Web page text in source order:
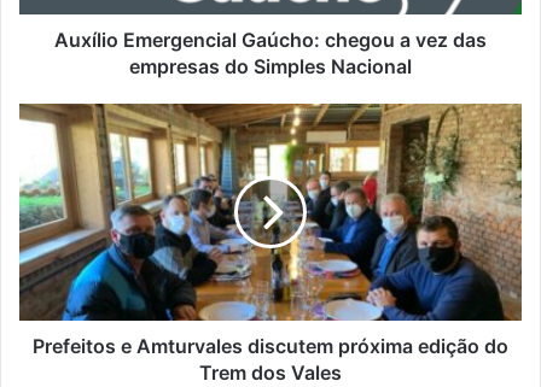
do
SimplesAuxílio Emergencial Gaúcho: chegou a vez das
empresas do Simples Nacional
Prefeitos
Amturvales
discutem
próxima
edição
do
Trem
dos
Vales
Prefeitos e Amturvales discutem próxima edição do
Trem dos Vales